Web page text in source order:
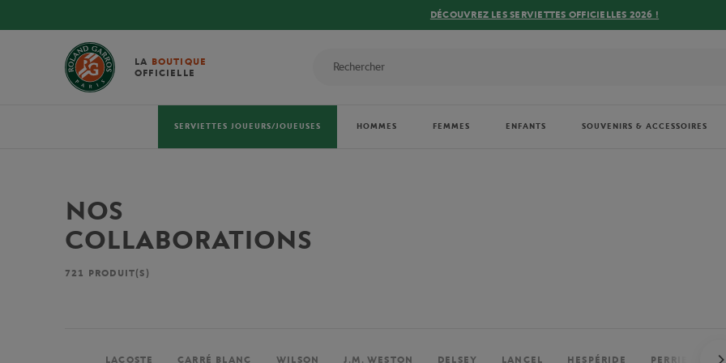
DÉCOUVREZ LES SERVIETTES OFFICIELLES 2026 !
LA BOUTIQUE
OFFICIELLE
SERVIETTES JOUEURS/JOUEUSES HOMMES FEMMES ENFANTS SOUVENIRS & ACCESSOIRES
NOS
COLLABORATIONS
721 PRODUIT(S)
LACOSTE CARRÉ BLANC WILSON J.M. WESTON DELSEY LANCEL HESPÉRIDE PERRIER